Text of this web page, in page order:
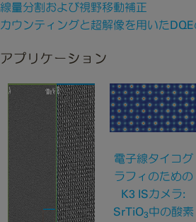
線量分割および視野移動補正
カウンティングと超解像を用いたDQE
アプリケーション
電子線タイコグ
ラフィのための
K3 ISカメラ:
SrTiO3中の酸素